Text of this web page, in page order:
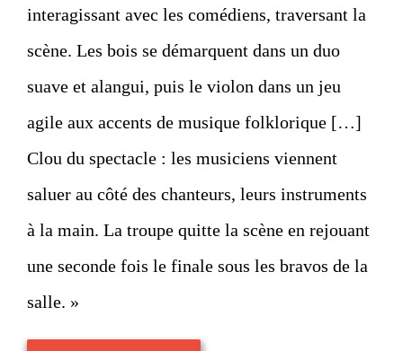
interagissant avec les comédiens, traversant la
scène. Les bois se démarquent dans un duo
suave et alangui, puis le violon dans un jeu
agile aux accents de musique folklorique […]
Clou du spectacle : les musiciens viennent
saluer au côté des chanteurs, leurs instruments
à la main. La troupe quitte la scène en rejouant
une seconde fois le finale sous les bravos de la
salle. »